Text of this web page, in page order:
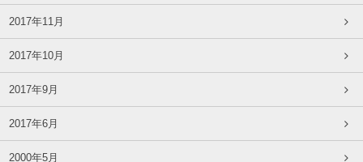
2017年11月
2017年10月
2017年9月
2017年6月
2000年5月